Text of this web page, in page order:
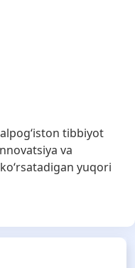
tibbiyot
va
yuqori